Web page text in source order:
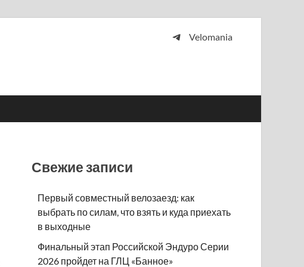
Velomania
Свежие записи
Первый совместный велозаезд: как
выбрать по силам, что взять и куда приехать
в выходные
Финальный этап Российской Эндуро Серии
2026 пройдет на ГЛЦ «Банное»